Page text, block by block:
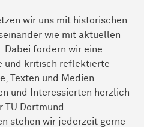
wir uns mit historischen
wie mit aktuellen
Dabei fördern wir eine
und kritisch reflektierte
Texten und Medien.
und Interessierten herzlich
TU Dortmund
stehen wir jederzeit gerne